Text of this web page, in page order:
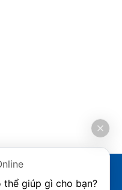
ANH
bi SKF chính hãng
thể giúp gì cho bạn?